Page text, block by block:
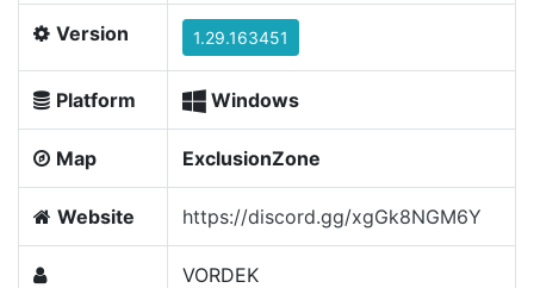
Version 1.29.163451
Platform Windows
Map ExclusionZone
Website https://discord.gg/xgGk8NGM6Y
VORDEK